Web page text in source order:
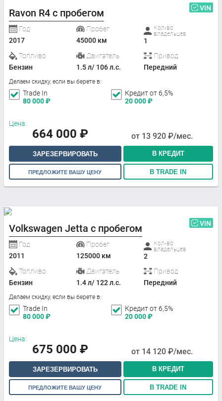
Ravon R4 с пробегом VIN
Год
2017
Пробег
45000 км
Кол-во
владельцев
1
Топливо
Бензин
Двигатель
1.5 л/ 106 л.с.
Привод
Передний
Делаем скидку, если вы берете в:
Trade In
80 000₽
Кредит от 6,5%
20 000₽
Цена:
664 000 ₽ от 13 920 ₽/мес.
ЗАРЕЗЕРВИРОВАТЬ В КРЕДИТ
ПРЕДЛОЖИТЕ ВАШУ ЦЕНУ В TRADE IN
Volkswagen Jetta с пробегом VIN
Год
2011
Пробег
125000 км
Кол-во
владельцев
2
Топливо
Бензин
Двигатель
1.4 л/ 122 л.с.
Привод
Передний
Делаем скидку, если вы берете в:
Trade In
80 000₽
Кредит от 6,5%
20 000₽
Цена:
675 000 ₽ от 14 120 ₽/мес.
ЗАРЕЗЕРВИРОВАТЬ В КРЕДИТ
ПРЕДЛОЖИТЕ ВАШУ ЦЕНУ В TRADE IN